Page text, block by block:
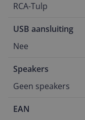
RCA-Tulp
USB aansluiting
Nee
Speakers
Geen speakers
EAN